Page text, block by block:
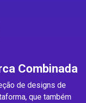
Combinada
de designs de
que também